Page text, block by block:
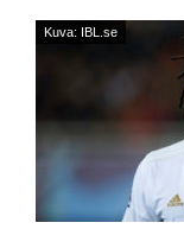
Kuva: IBL.se